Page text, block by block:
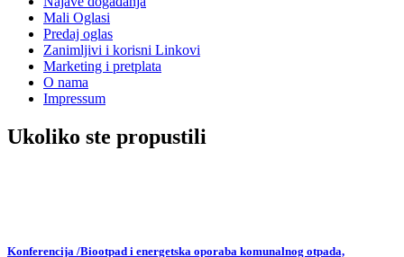
Mali Oglasi
Predaj oglas
Zanimljivi i korisni Linkovi
Marketing i pretplata
O nama
Impressum
Ukoliko ste propustili
Konferencija /Biootpad i energetska oporaba komunalnog otpada,